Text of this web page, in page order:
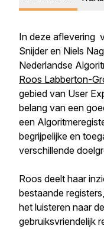
In deze aflevering
Snijder en Niels
Nederlandse
Roos Labberton-
gebied van User
belang van een
een
begrijpelijke en
verschillende
Roos deelt haar
bestaande
het luisteren naar
gebruiksvriendelijk